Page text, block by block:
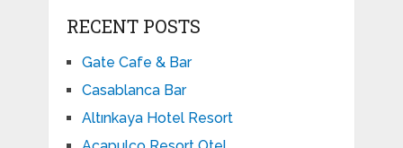
RECENT POSTS
Gate Cafe & Bar
Casablanca Bar
Altınkaya Hotel Resort